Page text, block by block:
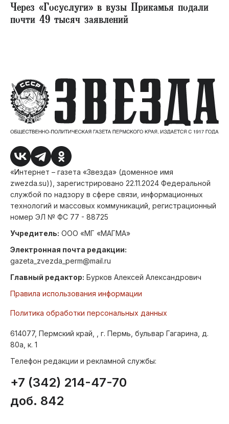
Через «Госуслуги» в вузы Прикамья подали
почти 49 тысяч заявлений
«Интернет – газета «Звезда» (доменное имя
zwezda.su)), зарегистрировано 22.11.2024 Федеральной
службой по надзору в сфере связи, информационных
технологий и массовых коммуникаций, регистрационный
номер ЭЛ № ФС 77 - 88725
Учредитель: ООО «МГ «МАГМА»
Электронная почта редакции:
gazeta_zvezda_perm@mail.ru
Главный редактор: Бурков Алексей Александрович
Правила использования информации
Политика обработки персональных данных
614077, Пермский край, , г. Пермь, бульвар Гагарина, д.
80а, к. 1
Телефон редакции и рекламной службы:
+7 (342) 214-47-70
доб. 842